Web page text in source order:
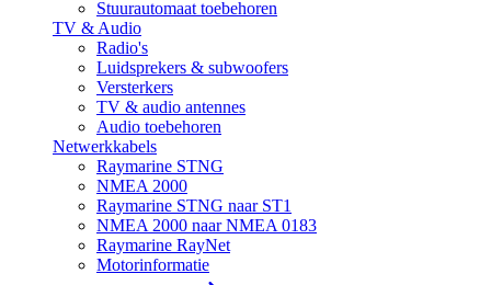
Stuurautomaat toebehoren
TV & Audio
Radio's
Luidsprekers & subwoofers
Versterkers
TV & audio antennes
Audio toebehoren
Netwerkkabels
Raymarine STNG
NMEA 2000
Raymarine STNG naar ST1
NMEA 2000 naar NMEA 0183
Raymarine RayNet
Motorinformatie